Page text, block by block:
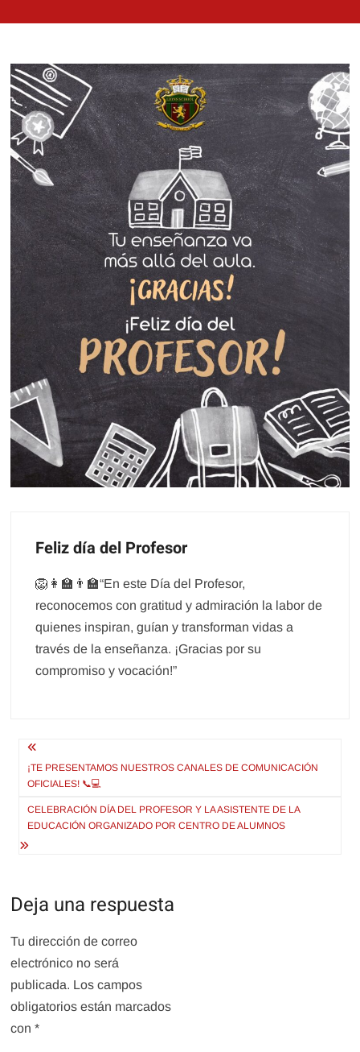
Feliz día del Profesor
🦁👩‍🏫👨‍🏫“En este Día del Profesor,
reconocemos con gratitud y admiración la labor de
quienes inspiran, guían y transforman vidas a
través de la enseñanza. ¡Gracias por su
compromiso y vocación!”
Navegación
de
entradas
¡TE PRESENTAMOS NUESTROS CANALES DE COMUNICACIÓN
OFICIALES! 📞💻
CELEBRACIÓN DÍA DEL PROFESOR Y LA ASISTENTE DE LA
EDUCACIÓN ORGANIZADO POR CENTRO DE ALUMNOS
Deja una respuesta
Tu dirección de correo
electrónico no será
publicada. Los campos
obligatorios están marcados
con*